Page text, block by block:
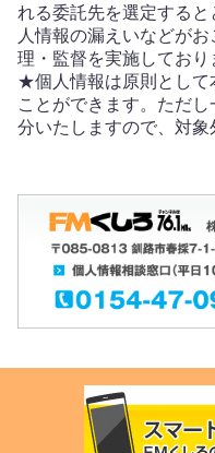
れる委託先を選定する
人情報の漏えいなどが
理・監督を実施しており
★個人情報は原則として
ことができます。ただ
分いたしますので、対象